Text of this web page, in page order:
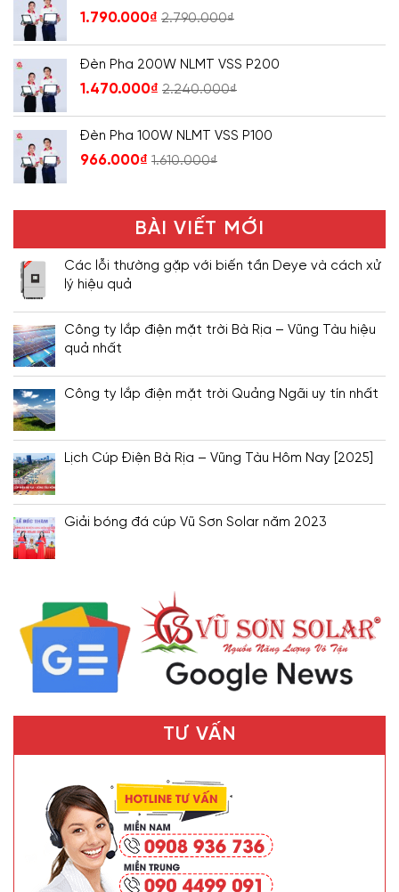
1.790.000₫ 2.790.000₫
Đèn Pha 200W NLMT VSS P200
1.470.000₫ 2.240.000₫
Đèn Pha 100W NLMT VSS P100
966.000₫ 1.610.000₫
BÀI VIẾT MỚI
Các lỗi thường gặp với biến tần Deye và cách xử
lý hiệu quả
Công ty lắp điện mặt trời Bà Rịa – Vũng Tàu hiệu
quả nhất
Công ty lắp điện mặt trời Quảng Ngãi uy tín nhất
Lịch Cúp Điện Bà Rịa – Vũng Tàu Hôm Nay [2025]
Giải bóng đá cúp Vũ Sơn Solar năm 2023
TƯ VẤN